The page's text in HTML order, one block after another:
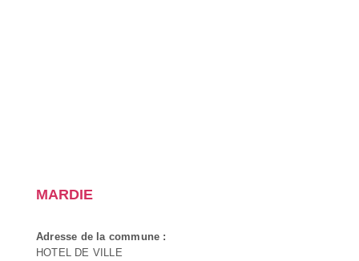
MARDIE
Adresse de la commune :
HOTEL DE VILLE